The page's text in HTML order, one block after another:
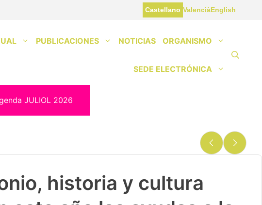
Castellano ValenciàEnglish
PUBLICACIONES NOTICIAS ORGANISMO
SEDE ELECTRÓNICA
JULIOL 2026
historia y cultura